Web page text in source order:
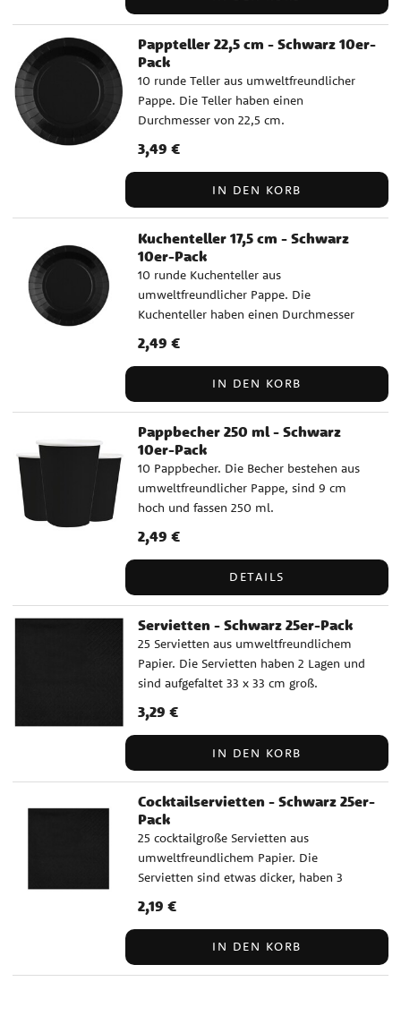
Pappteller 22,5 cm - Schwarz 10er-
Pack
10 runde Teller aus umweltfreundlicher
Pappe. Die Teller haben einen
Durchmesser von 22,5 cm.
Preis :3,49 €
3,49 €
IN DEN KORB
Kuchenteller 17,5 cm - Schwarz
10er-Pack
10 runde Kuchenteller aus
umweltfreundlicher Pappe. Die
Kuchenteller haben einen Durchmesser
Preis :2,49 €
2,49 €
IN DEN KORB
Pappbecher 250 ml - Schwarz
10er-Pack
10 Pappbecher. Die Becher bestehen aus
umweltfreundlicher Pappe, sind 9 cm
hoch und fassen 250 ml.
Preis :2,49 €
2,49 €
DETAILS
Servietten - Schwarz 25er-Pack
25 Servietten aus umweltfreundlichem
Papier. Die Servietten haben 2 Lagen und
sind aufgefaltet 33 x 33 cm groß.
Preis :3,29 €
3,29 €
IN DEN KORB
Cocktailservietten - Schwarz 25er-
Pack
25 cocktailgroße Servietten aus
umweltfreundlichem Papier. Die
Servietten sind etwas dicker, haben 3
Preis :2,19 €
2,19 €
IN DEN KORB